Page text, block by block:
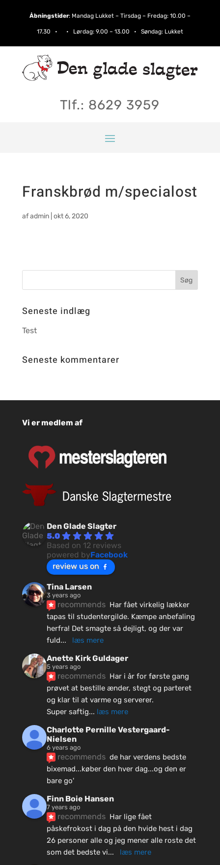
Åbningstider: Mandag Lukket – Tirsdag – Fredag: 10.00 –
17.30 • • Lørdag:​ 9.00 – 13.00 • Søndag: Lukket
Tlf.: 8629 3959
Franskbrød m/specialost
afadmin| okt 6, 2020
Seneste indlæg
Test
Seneste kommentarer
Vi er medlem af
Den Glade Slagter
5.0
Based on 12 reviews
powered byFacebook
review us on
Tina Larsen
3 years ago
recommends Har fået virkelig lækker
tapas til studentergilde. Kæmpe anbefaling
herfra! Det smagte så dejligt, og der var
fuld... læs mere
Anette Kirk Guldager
5 years ago
recommends Har i år for første gang
prøvet at bestille ænder, stegt og parteret
og klar til at varme og serverer.
Super saftig... læs mere
Charlotte Pernille Vestergaard-
Nielsen
6 years ago
recommends de har verdens bedste
bixemad...køber den hver dag...og den er
bare go'
Finn Boie Hansen
7 years ago
recommends Har lige fået
påskefrokost i dag på den hvide hest i dag
26 personer alle og jeg mener alle roste det
som det bedste vi... læs mere